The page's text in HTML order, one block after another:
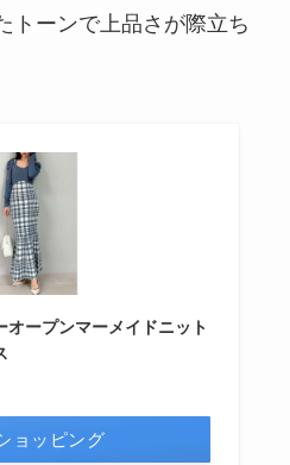
トーンで上品さが際立ち
オープンマーメイドニット
ョッピング